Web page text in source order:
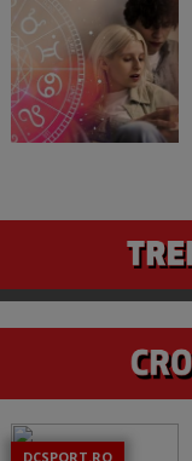
DCSPORT.RO